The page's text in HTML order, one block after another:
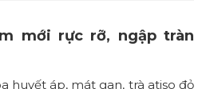
mới rực rỡ, ngập tràn
huyết áp, mát gan, trà atiso đỏ